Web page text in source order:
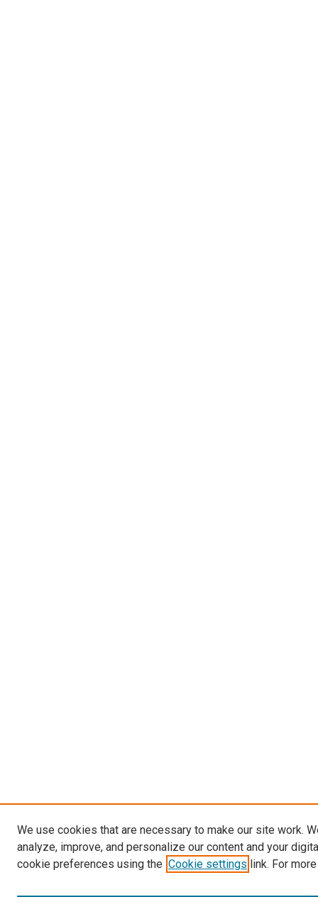
We use cookies that are necessary to make our site work.
analyze, improve, and personalize our content and your
cookie preferences using the Cookie settings link. For